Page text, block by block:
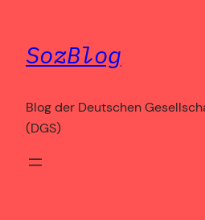
springen
SozBlog
Blog der Deutschen
(DGS)